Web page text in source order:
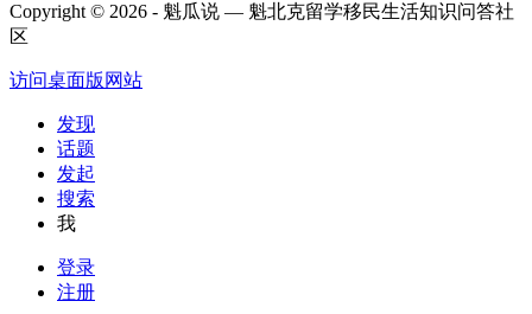
Copyright © 2026 - 魁瓜说 — 魁北克留学移民生活知识问答社
区
访问桌面版网站
发现
话题
发起
搜索
我
登录
注册